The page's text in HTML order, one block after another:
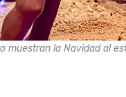
muestran la Navidad al